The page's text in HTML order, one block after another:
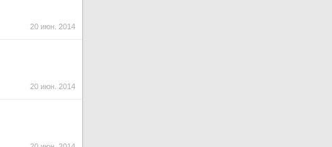
20 июн. 2014
20 июн. 2014